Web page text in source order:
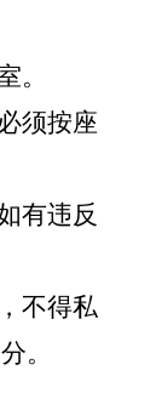
。
须按座
有违反
不得私
。